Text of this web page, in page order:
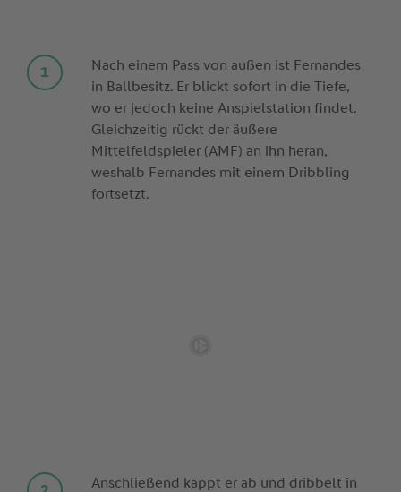
Nach einem Pass von außen ist Fernandes
in Ballbesitz. Er blickt sofort in die Tiefe,
wo er jedoch keine Anspielstation findet.
Gleichzeitig rückt der äußere
Mittelfeldspieler (AMF) an ihn heran,
weshalb Fernandes mit einem Dribbling
fortsetzt.
Anschließend kappt er ab und dribbelt in